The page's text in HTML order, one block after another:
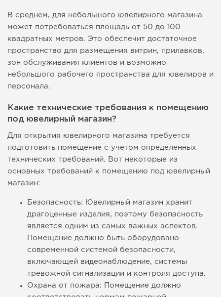
В среднем, для небольшого ювелирного магазина
может потребоваться площадь от 50 до 100
квадратных метров. Это обеспечит достаточное
пространство для размещения витрин, прилавков,
зон обслуживания клиентов и возможно
небольшого рабочего пространства для ювелиров и
персонала.
Какие технические требования к помещению
под ювелирный магазин?
Для открытия ювелирного магазина требуется
подготовить помещение с учетом определенных
технических требований. Вот некоторые из
основных требований к помещению под ювелирный
магазин:
Безопасность: Ювелирный магазин хранит
драгоценные изделия, поэтому безопасность
является одним из самых важных аспектов.
Помещение должно быть оборудовано
современной системой безопасности,
включающей видеонаблюдение, системы
тревожной сигнализации и контроля доступа.
Охрана от пожара: Помещение должно